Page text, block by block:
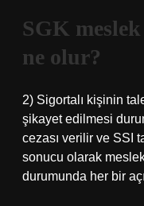
SGK
ne olur?
2) Sigortalı kişinin
şikayet edilmesi
cezası verilir ve SSI
sonucu olarak
durumunda her bir